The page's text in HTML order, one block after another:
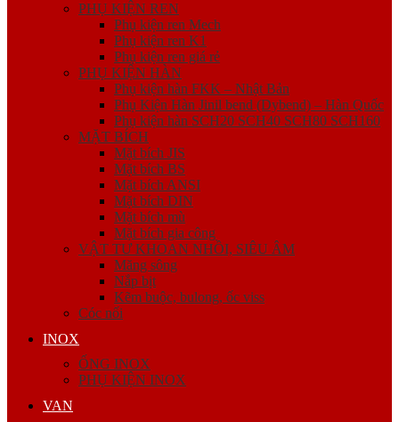
PHỤ KIỆN REN
Phụ kiện ren Mech
Phụ kiện ren K1
Phụ kiện ren giá rẻ
PHỤ KIỆN HÀN
Phụ kiện hàn FKK – Nhật Bản
Phụ Kiện Hàn Jinil bend (Dybend) – Hàn Quốc
Phụ kiện hàn SCH20 SCH40 SCH80 SCH160
MẶT BÍCH
Mặt bích JIS
Mặt bích BS
Mặt bích ANSI
Mặt bích DIN
Mặt bích mù
Mặt bích gia công
VẬT TƯ KHOAN NHỒI, SIÊU ÂM
Măng sông
Nắp bịt
Kẽm buộc, bulong, ốc viss
Cóc nối
INOX
ỐNG INOX
PHỤ KIỆN INOX
VAN